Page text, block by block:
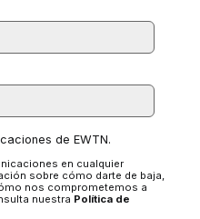
de EWTN.
en cualquier
sobre cómo darte de baja,
nos comprometemos a
nuestra Política de